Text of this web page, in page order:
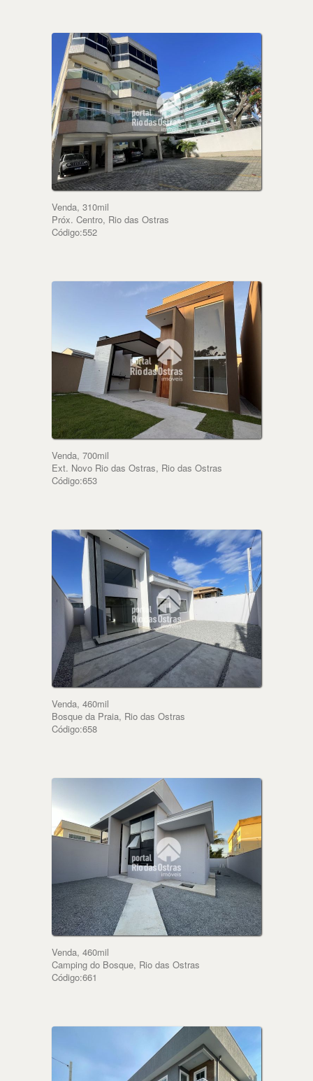
Venda, 310mil
Próx. Centro, Rio das Ostras
Código:552
Venda, 700mil
Ext. Novo Rio das Ostras, Rio das Ostras
Código:653
Venda, 460mil
Bosque da Praia, Rio das Ostras
Código:658
Venda, 460mil
Camping do Bosque, Rio das Ostras
Código:661